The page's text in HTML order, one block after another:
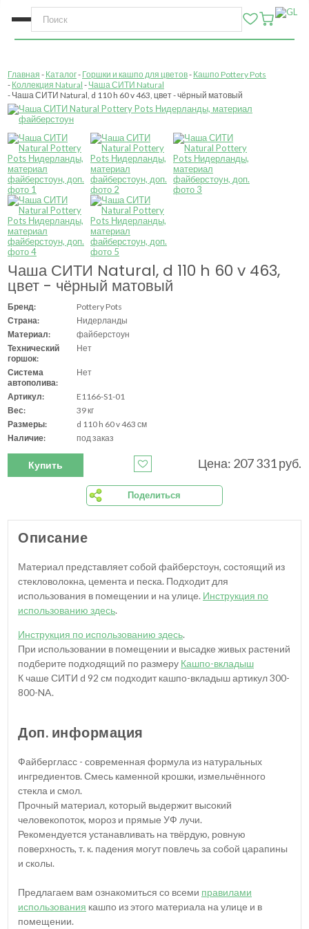
Главная Каталог Горшки и кашпо для цветов Кашпо Pottery Pots
Коллекция Natural
Чаша СИТИ Natural
Чаша СИТИ Natural, d 110 h 60 v 463, цвет - чёрный матовый
Чаша СИТИ Natural, d 110 h 60 v 463,
цвет - чёрный матовый
Бренд:
Pottery Pots
Страна:
Нидерланды
Материал:
файберстоун
Технический
горшок:
Нет
Система
автополива:
Нет
Артикул:
E1166-S1-01
Вес:
39 кг
Размеры:
d 110 h 60 v 463 см
Наличие:
под заказ
Купить Цена: 207 331 руб.
Поделиться
Описание
Материал представляет собой файберстоун, состоящий из
стекловолокна, цемента и песка. Подходит для
использования в помещении и на улице. Инструкция по
использованию здесь.
Инструкция по использованию здесь.
При использовании в помещении и высадке живых растений
подберите подходящий по размеру Кашпо-вкладыш
К чаше СИТИ d 92 см подходит кашпо-вкладыш артикул 300-
800-NA.
Доп. информация
Файбергласс - современная формула из натуральных
ингредиентов. Смесь каменной крошки, измельчённого
стекла и смол.
Прочный материал, который выдержит высокий
человекопоток, мороз и прямые УФ лучи.
Рекомендуется устанавливать на твёрдую, ровную
поверхность, т. к. падения могут повлечь за собой царапины
и сколы.
Предлагаем вам ознакомиться со всеми правилами
использования кашпо из этого материала на улице и в
помещении.